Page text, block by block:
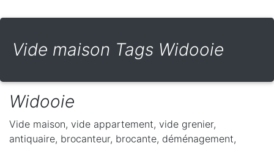
Vide maison Tags Widooie
Widooie
Vide maison, vide appartement, vide grenier,
antiquaire, brocanteur, brocante, déménagement,